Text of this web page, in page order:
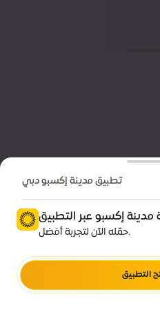
تطبيق مدينة إكسبو دبي
إكسبو عبر التطبيق
حمّله الآن لتجربة أفضل.
التطبيق